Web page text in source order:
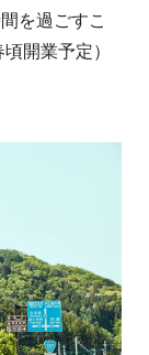
を過ごすこ
開業予定）